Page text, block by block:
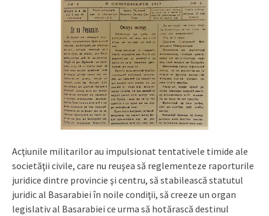
Acţiunile militarilor au impulsionat tentativele timide ale
societăţii civile, care nu reuşea să reglementeze raporturile
juridice dintre provincie şi centru, să stabilească statutul
juridic al Basarabiei în noile condiţii, să creeze un organ
legislativ al Basarabiei ce urma să hotărască destinul